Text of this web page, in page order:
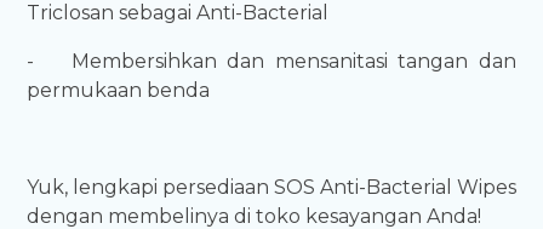
Triclosan sebagai Anti-Bacterial
-
Membersihkan dan mensanitasi tangan dan
permukaan benda
Yuk, lengkapi persediaan SOS Anti-Bacterial Wipes
dengan membelinya di toko kesayangan Anda!